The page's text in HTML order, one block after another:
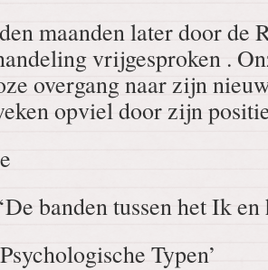
maanden later door de
vrijgesproken .
overgang naar zijn
opviel door zijn
banden tussen het Ik en
Typen’